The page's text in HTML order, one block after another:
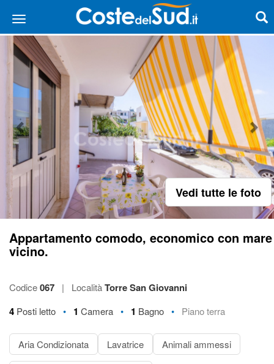
Vedi tutte le foto
Appartamento comodo, economico con mare
vicino.
Codice067 | LocalitàTorre San Giovanni
4 Posti letto • 1 Camera • 1 Bagno • Piano terra
Aria Condizionata Lavatrice Animali ammessi